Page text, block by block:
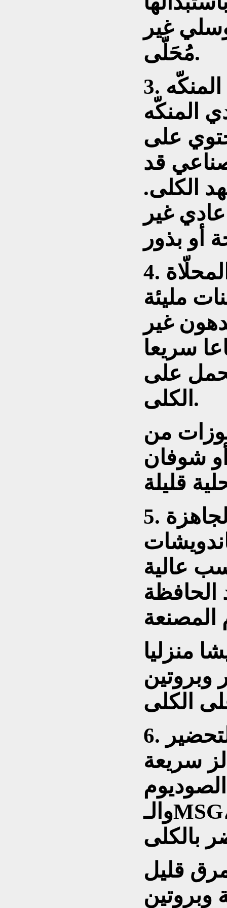
غير
مُحَلّى.
المنكّه
المنكّه
على
قد
الكلى.
غير
مليئة
غير
سريعا
على
الكلى.
من
شوفان
عالية
الحافظة
منزليا
وبروتين
سريعة
والـMSG، جفافا ورفع ضغط الدم
قليل
وبروتين